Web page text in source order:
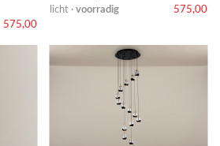
575,00
licht · voorradig 575,00